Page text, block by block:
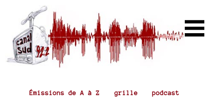
Émissions de A à Z grille podcast